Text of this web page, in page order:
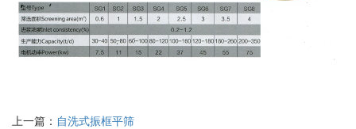
上一篇： 自洗式振框平筛